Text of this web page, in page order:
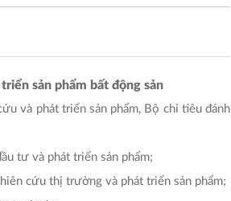
sản phẩm bất động sản
và phát triển sản phẩm, Bộ chỉ tiêu đánh
tư và phát triển sản phẩm;
cứu thị trường và phát triển sản phẩm;